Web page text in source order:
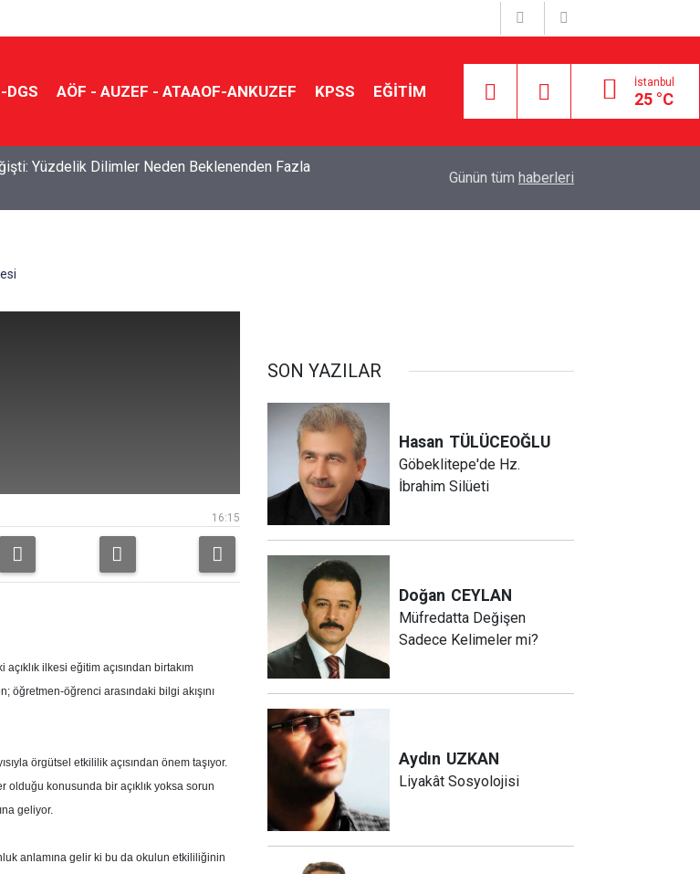
DGS AÖF - AUZEF - ATAAOF-ANKUZEF KPSS EĞİTİM İstanbul
25 °C
Yüzdelik Dilimler Neden Beklenenden Fazla
2026 LGS’de En Yüksek Puanlı 100 Lise
Günün tüm haberleri
16:15
ilkesi eğitim açısından birtakım
öğretmen-öğrenci arasındaki bilgi akışını
örgütsel etkililik açısından önem taşıyor.
olduğu konusunda bir açıklık yoksa sorun
geliyor.
anlamına gelir ki bu da okulun etkililiğinin
SON YAZILAR
Hasan TÜLÜCEOĞLU
Göbeklitepe'de Hz.
İbrahim Silüeti
Doğan CEYLAN
Müfredatta Değişen
Sadece Kelimeler mi?
Aydın UZKAN
Liyakât Sosyolojisi